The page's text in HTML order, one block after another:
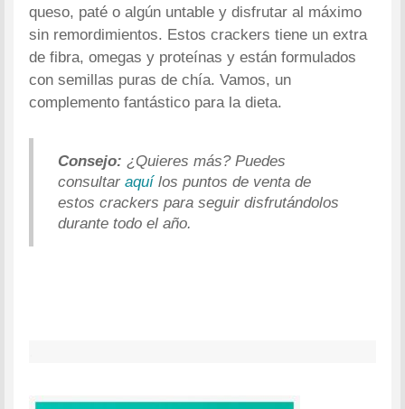
queso, paté o algún untable y disfrutar al máximo
sin remordimientos. Estos crackers tiene un extra
de fibra, omegas y proteínas y están formulados
con semillas puras de chía. Vamos, un
complemento fantástico para la dieta.
Consejo:¿Quieres más? Puedes
consultaraquílos puntos de venta de
estos crackers para seguir disfrutándolos
durante todo el año.